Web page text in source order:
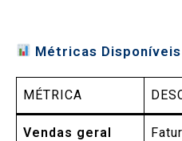
Métricas Disponíveis
MÉTRICA
Vendas geral